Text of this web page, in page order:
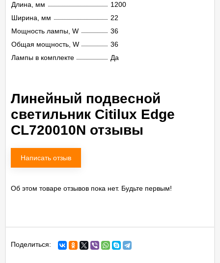
Длина, мм
1200
Ширина, мм
22
Мощность лампы, W
36
Общая мощность, W
36
Лампы в комплекте
Да
Линейный подвесной
светильник Citilux Edge
CL720010N отзывы
Написать отзыв
Об этом товаре отзывов пока нет. Будьте первым!
Поделиться: